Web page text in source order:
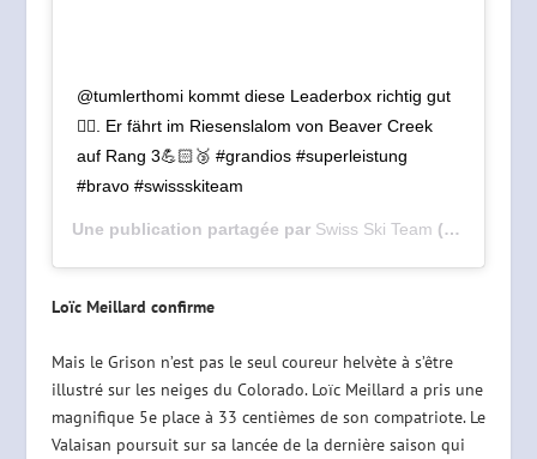
@tumlerthomi kommt diese Leaderbox richtig gut
👍🏻. Er fährt im Riesenslalom von Beaver Creek
auf Rang 3💪🏻🥉 #grandios #superleistung
#bravo #swissskiteam
Une publication partagée par Swiss Ski Team (@swissskiteam) le
Loïc Meillard confirme
Mais le Grison n’est pas le seul coureur helvète à s’être
illustré sur les neiges du Colorado. Loïc Meillard a pris une
magnifique 5e place à 33 centièmes de son compatriote. Le
Valaisan poursuit sur sa lancée de la dernière saison qui